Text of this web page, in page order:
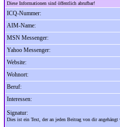
Diese Informationen sind öffentlich abrufbar!
ICQ-Nummer:
AIM-Name:
MSN Messenger:
Yahoo Messenger:
Website:
Wohnort:
Beruf:
Interessen:
Signatur:
Dies ist ein Text, der an jeden Beitrag von dir